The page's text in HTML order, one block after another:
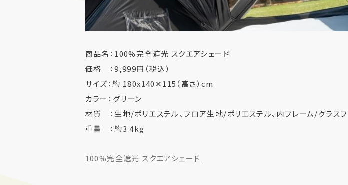
商品名：100%完全遮光 スクエアシェード
価格 ：9,999円（税込）
サイズ：約 180x140✕115（高さ）cm
カラー：グリーン
材質 ：生地/ポリエステル、フロア生地/ポリエステル、内フレーム/グラスフ
重量 ：約3.4kg
100%完全遮光 スクエアシェード